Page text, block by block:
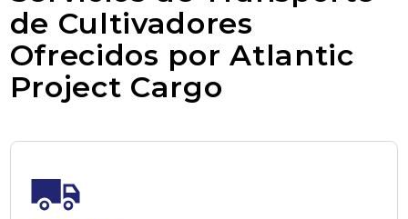
de Cultivadores
Ofrecidos por Atlantic
Project Cargo